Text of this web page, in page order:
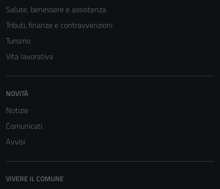
Salute, benessere e assistenza
Tributi, finanze e contravvenzioni
Turismo
Vita lavorativa
NOVITÀ
Notizie
Comunicati
Avvisi
VIVERE IL COMUNE